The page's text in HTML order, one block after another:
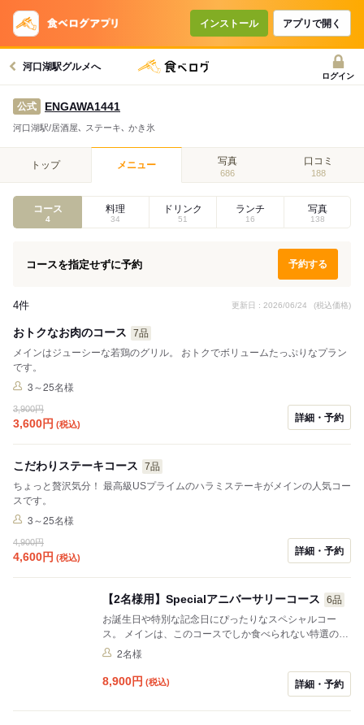
インストール アプリで開く
河口湖駅グルメへ
ログイン
公式 ENGAWA1441
河口湖駅/居酒屋､ ステーキ､ かき氷
トップ メニュー 写真
686
口コミ
188
コース
4
料理
34
ドリンク
51
ランチ
16
写真
138
コースを指定せずに予約 予約する
4件 更新日 : 2026/06/24 (税込価格)
おトクなお肉のコース
7品
メインはジューシーな若鶏のグリル。 おトクでボリュームたっぷりなプラン
です。
3～25名様
3,900円
3,600円 (税込)
詳細・予約
こだわりステーキコース
7品
ちょっと贅沢気分！ 最高級USプライムのハラミステーキがメインの人気コー
スです。
3～25名様
4,900円
4,600円 (税込)
詳細・予約
【2名様用】Specialアニバーサリーコース
6品
お誕生日や特別な記念日にぴったりなスペシャルコー
ス。 メインは、このコースでしか食べられない特選の牛
フィレ肉のパイ包み焼き。 デザートには、メッセージを
2名様
8,900円 (税込) 詳細・予約
コースで使えるクーポン
戻る
クーポンを利用せず予約する